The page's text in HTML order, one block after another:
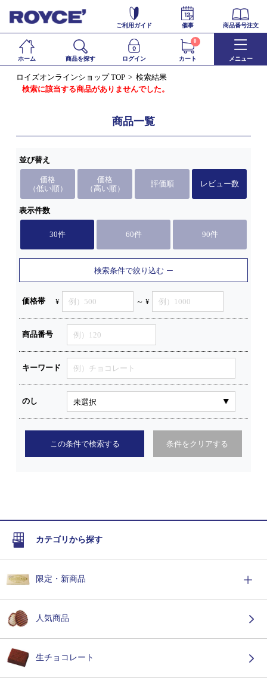
ご利用ガイド 催事 商品番号注文
ホーム 商品を探す ログイン カート
0
メニュー
ロイズオンラインショップ TOP
検索結果
検索に該当する商品がありませんでした。
商品一覧
並び替え
価格
（低い順）
価格
（高い順）
評価順 レビュー数
表示件数
30件 60件 90件
検索条件で絞り込む
価格帯 ¥ ～ ¥
商品番号
キーワード
のし
この条件で検索する 条件をクリアする
カテゴリから探す
限定・新商品
人気商品
生チョコレート